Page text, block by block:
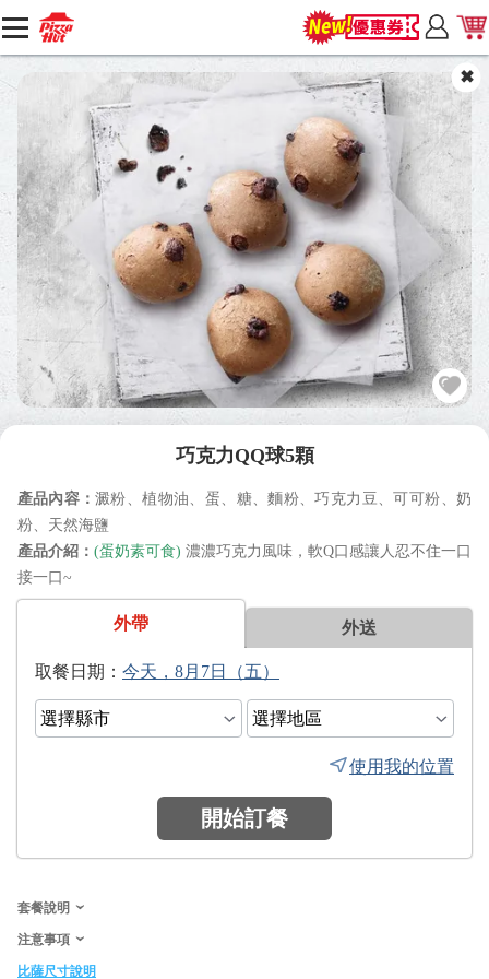
巧克力QQ球5顆
澱粉、植物油、蛋、糖、麵粉、巧克力豆、可可粉、奶
粉、天然海鹽
(蛋奶素可食) 濃濃巧克力風味，軟Q口感讓人忍不住一口
接一口~
外帶 外送
日期：
使用我的位置
開始訂餐
套餐說明
注意事項
比薩尺寸說明